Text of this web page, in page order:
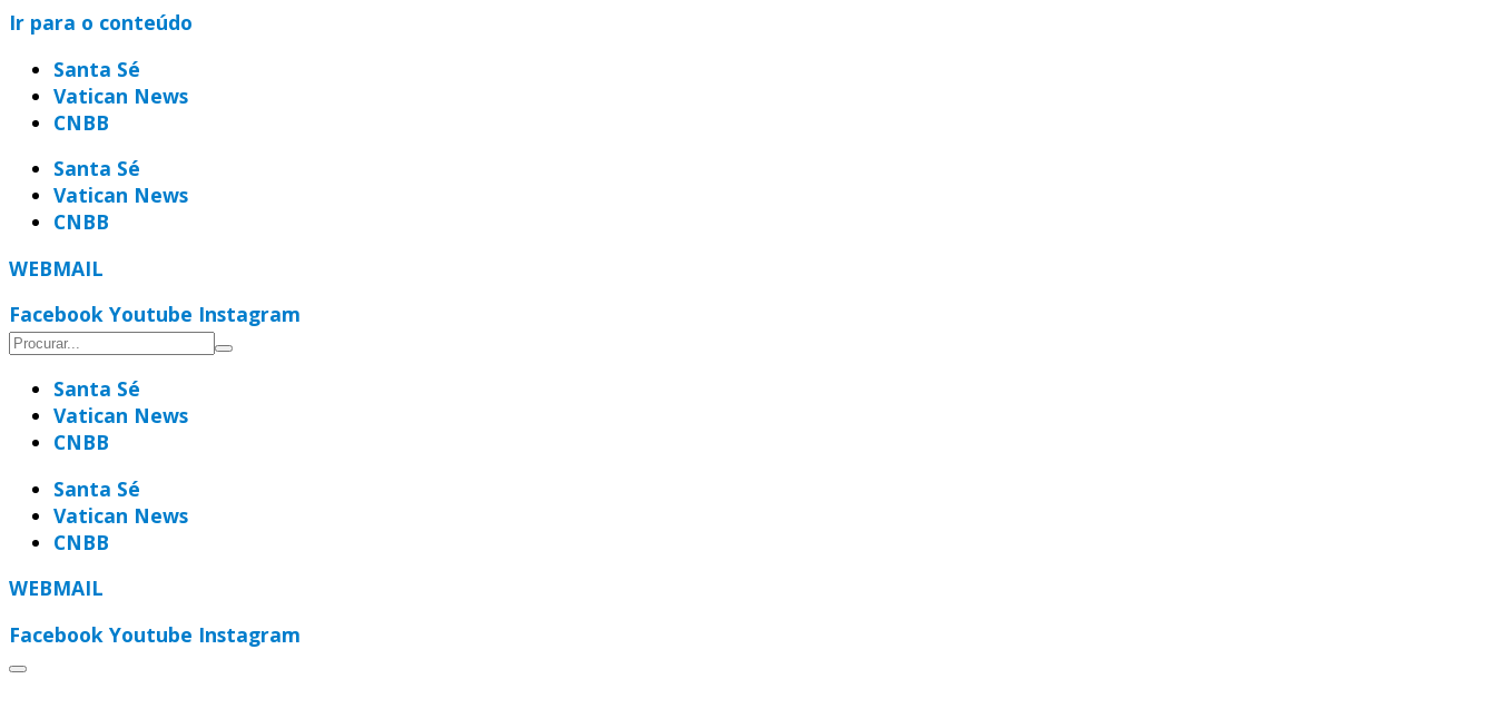
Ir para o conteúdo
Santa Sé
Vatican News
CNBB
Santa Sé
Vatican News
CNBB
WEBMAIL
Facebook Youtube Instagram
Santa Sé
Vatican News
CNBB
Santa Sé
Vatican News
CNBB
WEBMAIL
Facebook Youtube Instagram